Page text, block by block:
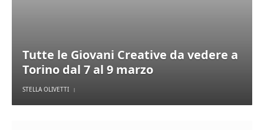
Tutte le Giovani Creative da vedere a
Torino dal 7 al 9 marzo
STELLA OLIVETTI